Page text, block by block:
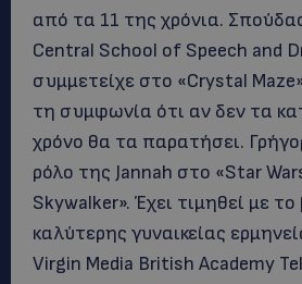
από τα 11 της χρόνια.
Central School of Speech and
συμμετείχε στο «Crystal
τη συμφωνία ότι αν δεν τα
χρόνο θα τα παρατήσει.
ρόλο της Jannah στο «Star
Skywalker». Έχει τιμηθεί με το
καλύτερης γυναικείας
Virgin Media British Academy